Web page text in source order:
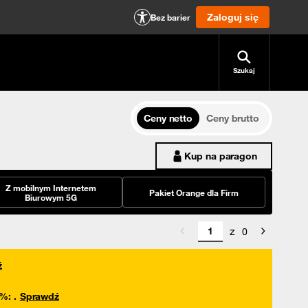
Bez barier Zaloguj się
Szukaj
Ceny netto
Ceny brutto
Kup na paragon
Z mobilnym Internetem
Biurowym 5G
Pakiet Orange dla Firm
z 0
: . Sprawdź